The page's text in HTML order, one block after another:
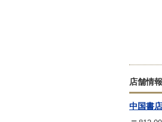
店舗情報
中国書店